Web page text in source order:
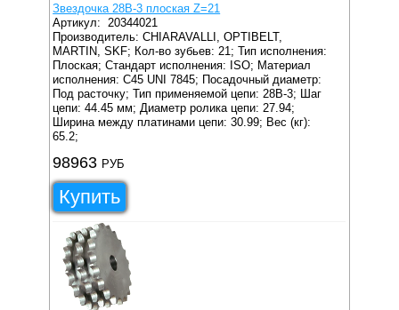
Звездочка 28B-3 плоская Z=21
Артикул: 20344021
Производитель: CHIARAVALLI, OPTIBELT,
MARTIN, SKF; Кол-во зубьев: 21; Тип исполнения:
Плоская; Стандарт исполнения: ISO; Материал
исполнения: C45 UNI 7845; Посадочный диаметр:
Под расточку; Тип применяемой цепи: 28B-3;
Шаг
цепи: 44.45 мм; Диаметр ролика цепи: 27.94;
Ширина между платинами цепи: 30.99; Вес (кг):
65.2;
98963 РУБ
Купить